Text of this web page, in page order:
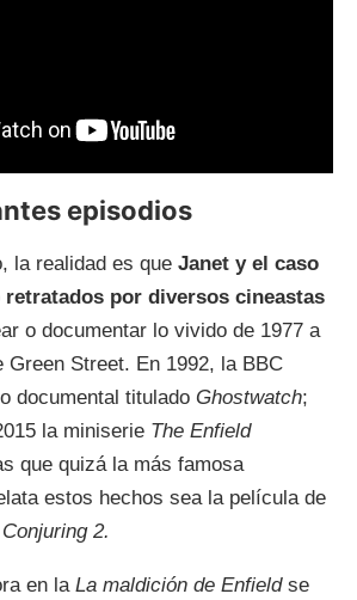
episodios
la realidad es que Janet y el caso
por diversos cineastas
o documentar lo vivido de 1977 a
Green Street. En 1992, la BBC
documental titulado Ghostwatch;
la miniserie The Enfield
que quizá la más famosa
estos hechos sea la película de
2.
en la La maldición de Enfieldse